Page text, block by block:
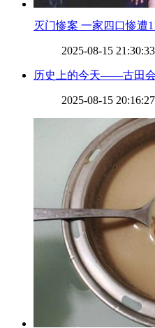
灭门惨案 一家四口惨遭
2025-08-15 21:30:33
历史上的今天——古田
2025-08-15 20:16:27